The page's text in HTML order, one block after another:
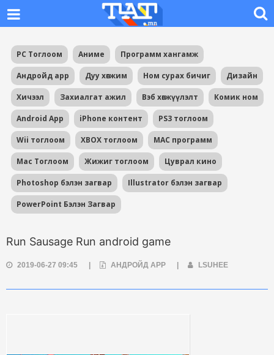
PC Тоглоом Аниме Программ хангамж
Андройд app Дуу хөгжим Ном сурах бичиг Дизайн
Хичээл Захиалгат ажил Вэб хөгжүүлэлт Комик ном
Android App iPhone контент PS3 тоглоом
Wii тоглоом XBOX тоглоом MAC программ
Mac Тоглоом Жижиг тоглоом Цуврал кино
Photoshop бэлэн загвар Illustrator бэлэн загвар
PowerPoint Бэлэн Загвар
Run Sausage Run android game
2019-06-27 09:45 АНДРОЙД APP LSUHEE